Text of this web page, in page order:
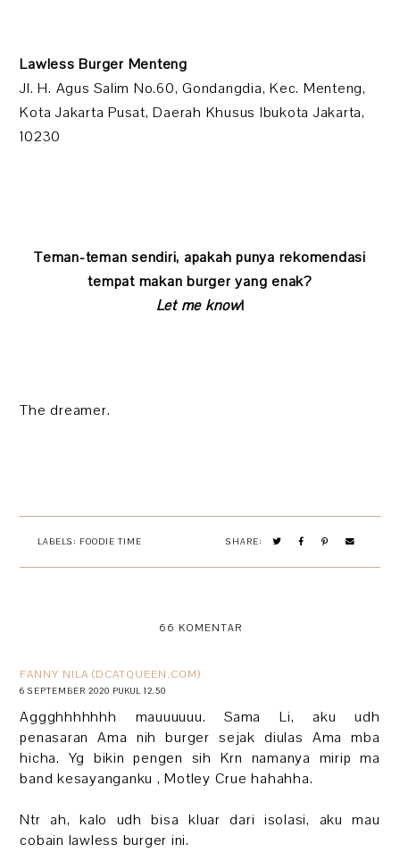
Lawless Burger Menteng
Jl. H. Agus Salim No.60, Gondangdia, Kec. Menteng,
Kota Jakarta Pusat, Daerah Khusus Ibukota Jakarta,
10230
Teman-teman sendiri, apakah punya rekomendasi
tempat makan burger yang enak?
Let me know!
The dreamer.
LABELS: FOODIE TIME SHARE:
66 KOMENTAR
FANNY NILA (DCATQUEEN.COM)
6 SEPTEMBER 2020 PUKUL 12.50
Aggghhhhhhh mauuuuuu. Sama Li, aku udh
penasaran Ama nih burger sejak diulas Ama mba
hicha. Yg bikin pengen sih Krn namanya mirip ma
band kesayanganku , Motley Crue hahahha.
Ntr ah, kalo udh bisa kluar dari isolasi, aku mau
cobain lawless burger ini.